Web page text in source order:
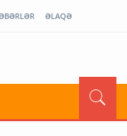
ƏLAQƏ